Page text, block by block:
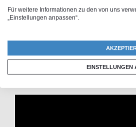
Das iPad 7.Generation Case bietet
Photofancy die freie Wahl! Lass
romantische Aufnahme aus dem
deinen Wünschen und Vorstellungen
Für weitere Informationen zu den von uns
„Einstellungen anpassen“.
EINSTELLUNGEN